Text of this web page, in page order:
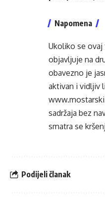
Napomena
Ukoliko se
objavljuje na
obavezno je
aktivan i vidljiv
sadržaja bez
smatra se
Podijeli članak